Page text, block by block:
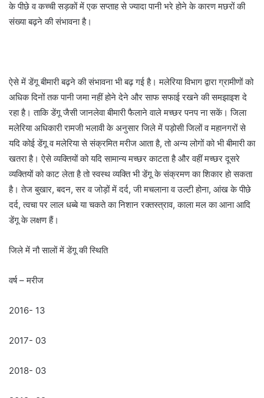
के पीछे व कच्ची सड़कों में एक सप्ताह से ज्यादा पानी भरे होने के कारण मछरों की
संख्या बढ़ने की संभावना है।
ऐसे में डेंगू बीमारी बढ़ने की संभावना भी बढ़ गई है। मलेरिया विभाग द्वारा ग्रामीणों को
अधिक दिनों तक पानी जमा नहीं होने देने और साफ सफाई रखने की समझाइश दे
रहा है। ताकि डेंगू जैसी जानलेवा बीमारी फैलाने वाले मच्छर पनप ना सकें। जिला
मलेरिया अधिकारी रामजी भलावी के अनुसार जिले में पड़ोसी जिलों व महानगरों से
यदि कोई डेंगू व मलेरिया से संक्रमित मरीज आता है, तो अन्य लोगों को भी बीमारी का
खतरा है। ऐसे व्यक्तियों को यदि सामान्य मच्छर काटता है और वहीं मच्छर दूसरे
व्यक्तियों को काट लेता है तो स्वस्थ व्यक्ति भी डेंगू के संक्रमण का शिकार हो सकता
है। तेज बुखार, बदन, सर व जोड़ों में दर्द, जी मचलाना व उल्टी होना, आंख के पीछे
दर्द, त्वचा पर लाल धब्बे या चकते का निशान रक्तस्त्राव, काला मल का आना आदि
डेंगू के लक्षण हैं।
जिले में नौ सालों में डेंगू की स्थिति
वर्ष – मरीज
2016- 13
2017- 03
2018- 03